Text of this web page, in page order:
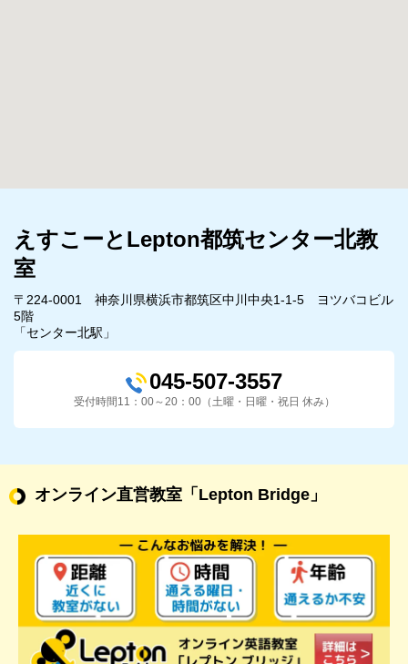
えすこーとLepton都筑センター北教
室
〒224-0001 神奈川県横浜市都筑区中川中央1-1-5 ヨツバコビル
5階
「センター北駅」
045-507-3557
受付時間11：00～20：00（土曜・日曜・祝日 休み）
オンライン直営教室 「Lepton Bridge」